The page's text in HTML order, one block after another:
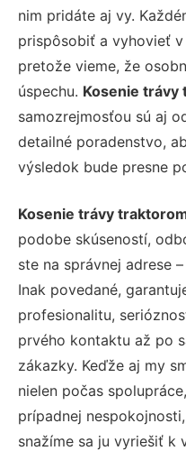
nim pridáte aj vy.
prispôsobiť a vyhovieť
pretože vieme, že
úspechu. Kosenie
samozrejmosťou sú aj
detailné poradenstvo,
výsledok bude presne
Kosenie trávy
podobe skúseností,
ste na správnej adrese
Inak povedané,
profesionalitu,
prvého kontaktu až po
zákazky. Keďže aj my
nielen počas
prípadnej
snažíme sa ju vyriešiť k